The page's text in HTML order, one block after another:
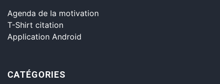
Agenda de la motivation
T-Shirt citation
Application Android
CATÉGORIES